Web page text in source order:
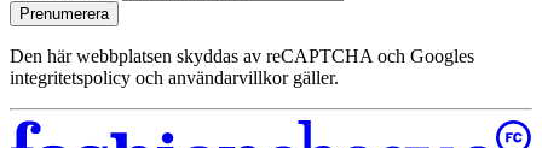
Prenumerera
Den här webbplatsen skyddas av reCAPTCHA och Googles
integritetspolicy och användarvillkor gäller.